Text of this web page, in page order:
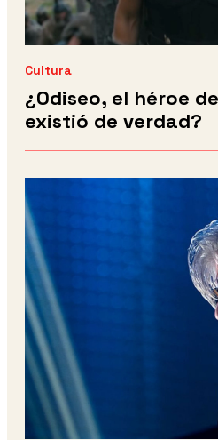
Cultura
¿Odiseo, el héroe
existió de verdad?